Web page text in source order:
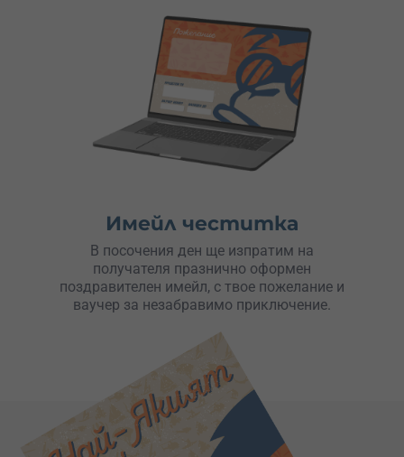
Имейл честитка
В посочения ден ще изпратим на
получателя празнично оформен
поздравителен имейл, с твое пожелание и
ваучер за незабравимо приключение.